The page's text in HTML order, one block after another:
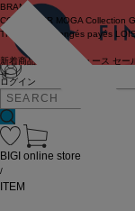
ログイン
BRAND
COUTURIER MOGA Collection
TRISTESSE
congés payés
新着商品 ニュース セー
せ
BIGI online store
/
ITEM